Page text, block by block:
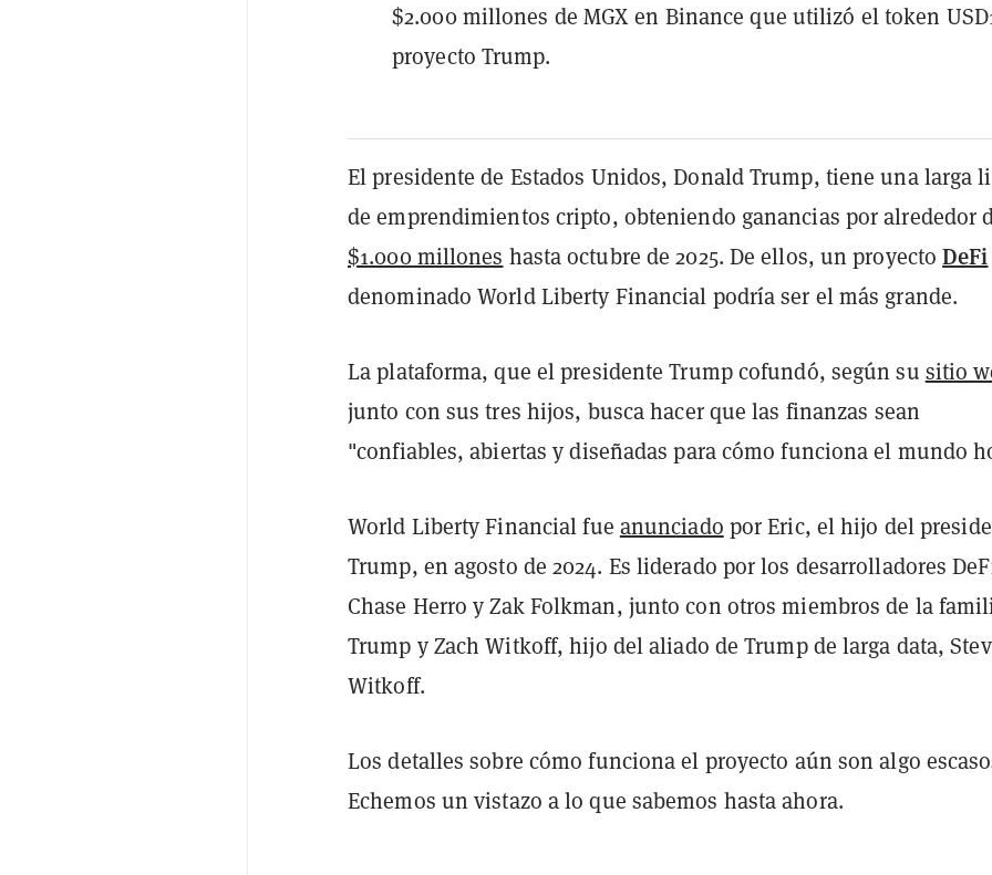
$2.000 millones de MGX en Binance que utilizó el token
proyecto Trump.
El presidente de Estados Unidos, Donald Trump, tiene una larga
de emprendimientos cripto, obteniendo ganancias por alrededor
$1.000 millones hasta octubre de 2025. De ellos, un proyectoDeFi
denominado World Liberty Financial podría ser el más grande.
La plataforma, que el presidente Trump cofundó, según su sitio
junto con sus tres hijos, busca hacer que las finanzas sean
"confiables, abiertas y diseñadas para cómo funciona el mundo
World Liberty Financial fue anunciado por Eric, el hijo del
Trump, en agosto de 2024. Es liderado por los desarrolladores
Chase Herro y Zak Folkman, junto con otros miembros de la
Trump y Zach Witkoff, hijo del aliado de Trump de larga data,
Witkoff.
Los detalles sobre cómo funciona el proyecto aún son algo
Echemos un vistazo a lo que sabemos hasta ahora.